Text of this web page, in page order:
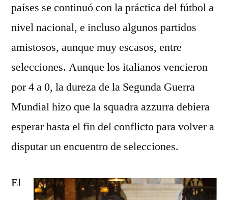
países se continuó con la práctica del fútbol a
nivel nacional, e incluso algunos partidos
amistosos, aunque muy escasos, entre
selecciones. Aunque los italianos vencieron
por 4 a 0, la dureza de la Segunda Guerra
Mundial hizo que la squadra azzurra debiera
esperar hasta el fin del conflicto para volver a
disputar un encuentro de selecciones.
El